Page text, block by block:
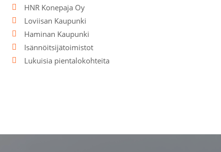
HNR Konepaja Oy
Loviisan Kaupunki
Haminan Kaupunki
Isännöitsijätoimistot
Lukuisia pientalokohteita